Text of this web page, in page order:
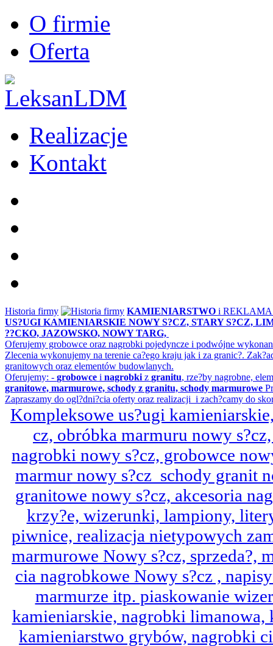
O firmie
Oferta
Realizacje
Kontakt
Historia firmy KAMIENIARSTWO i
US?UGI KAMIENIARSKIE NOWY S?CZ, STARY S?CZ,
??CKO, JAZOWSKO, NOWY TARG,
Oferujemy grobowce oraz nagrobki pojedyncze i podwójne
Zlecenia wykonujemy na terenie ca?ego kraju jak i za granic?.
granitowych oraz elementów budowlanych.
Oferujemy: - grobowce i nagrobki z granitu, rze?by nagrobne,
granitowe, marmurowe, schody z granitu, schody marmurowe
Zapraszamy do ogl?dni?cia oferty oraz realizacji i zach?camy do
Kompleksowe us?ugi
cz, obróbka marmuru nowy
nagrobki nowy s?cz, grobowce
marmur nowy s?cz schody granit
granitowe nowy s?cz, akcesoria
krzy?e, wizerunki, lampiony,
piwnice, realizacja nietypowych
marmurowe Nowy s?cz, sprzeda?,
cia nagrobkowe Nowy s?cz ,
marmurze itp. piaskowanie
kamieniarskie, nagrobki
kamieniarstwo grybów, nagrobki